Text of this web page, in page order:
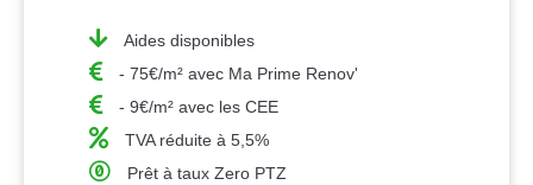
Aides disponibles
- 75€/m² avec Ma Prime Renov'
- 9€/m² avec les CEE
TVA réduite à 5,5%
Prêt à taux Zero PTZ